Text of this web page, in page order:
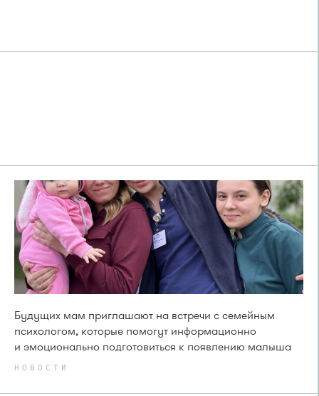
Будущих мам приглашают на встречи с семейным
психологом, которые помогут информационно
и эмоционально подготовиться к появлению малыша
НОВОСТИ